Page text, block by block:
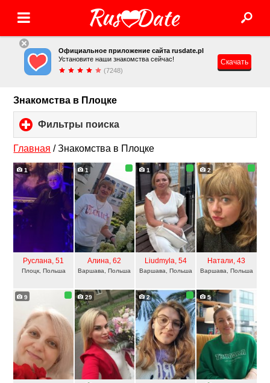
Официальное приложение сайта rusdate.pl
Установите наши знакомства сейчас!
(7248)
Скачать
Знакомства в Плоцке
Фильтры поиска
to
expand
contents
Главная /Знакомства в Плоцке
1
Руслана, 51
Плоцк, Польша
1
Алина, 62
Варшава, Польша
1
Liudmyla, 54
Варшава, Польша
2
Натали, 43
Варшава, Польша
9 29 2 5